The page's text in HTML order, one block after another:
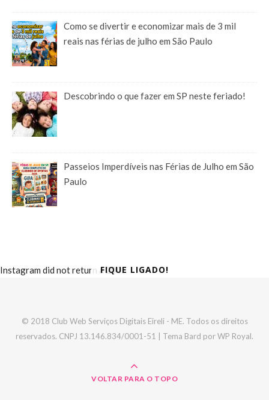
Como se divertir e economizar mais de 3 mil
reais nas férias de julho em São Paulo
Descobrindo o que fazer em SP neste feriado!
Passeios Imperdíveis nas Férias de Julho em São
Paulo
FIQUE LIGADO!
Instagram did not return a 200.
© 2018 Club Web Serviços Digitais Eireli - ME. Todos os direitos
reservados. CNPJ 13.146.834/0001-51 | Tema Bard porWP Royal.
VOLTAR PARA O TOPO